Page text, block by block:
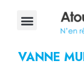
VANNE